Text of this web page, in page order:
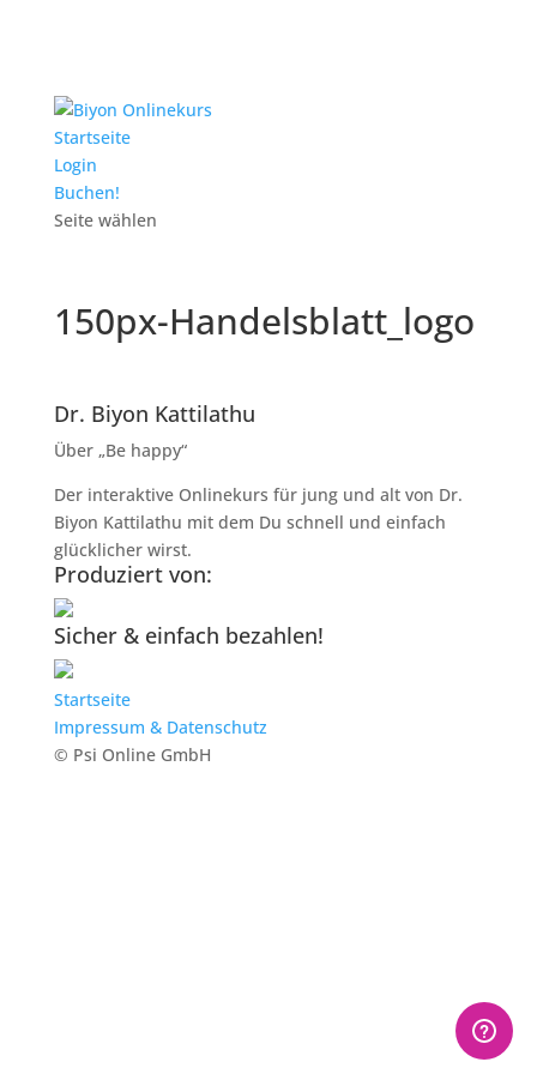
Startseite
Login
Buchen!
Seite wählen
150px-Handelsblatt_logo
Dr. Biyon Kattilathu
Über „Be happy“
Der interaktive Onlinekurs für jung und alt von Dr.
Biyon Kattilathu mit dem Du schnell und einfach
glücklicher wirst.
Produziert von:
Sicher & einfach bezahlen!
Startseite
Impressum & Datenschutz
© Psi Online GmbH